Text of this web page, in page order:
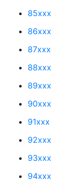
85xxx
86xxx
87xxx
88xxx
89xxx
90xxx
91xxx
92xxx
93xxx
94xxx